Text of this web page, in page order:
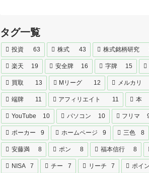
タグ一覧
投資 63 株式 43 株式銘柄研究
楽天 19 安全牌 16 字牌 15
買取 13 Mリーグ 12 メルカリ
端牌 11 アフィリエイト 11 本
YouTube 10 パソコン 10 フリマ
ポーカー 9 ホームページ 9 三色 8
安藤満 8 ポン 8 福本信行 8
NISA 7 チー 7 リーチ 7 ポイ